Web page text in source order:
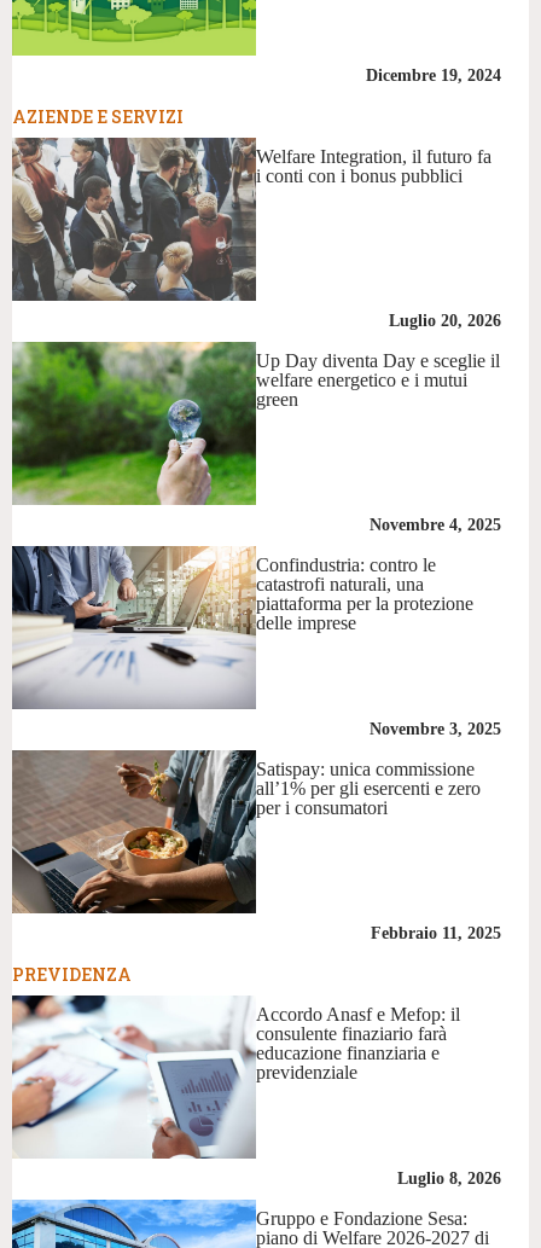
Dicembre 19, 2024
AZIENDE E SERVIZI
Welfare Integration, il futuro fa
i conti con i bonus pubblici
Luglio 20, 2026
Up Day diventa Day e sceglie il
welfare energetico e i mutui
green
Novembre 4, 2025
Confindustria: contro le
catastrofi naturali, una
piattaforma per la protezione
delle imprese
Novembre 3, 2025
Satispay: unica commissione
all’1% per gli esercenti e zero
per i consumatori
Febbraio 11, 2025
PREVIDENZA
Accordo Anasf e Mefop: il
consulente finaziario farà
educazione finanziaria e
previdenziale
Luglio 8, 2026
Gruppo e Fondazione Sesa:
piano di Welfare 2026-2027 di